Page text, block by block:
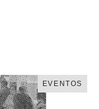
EVENTOS